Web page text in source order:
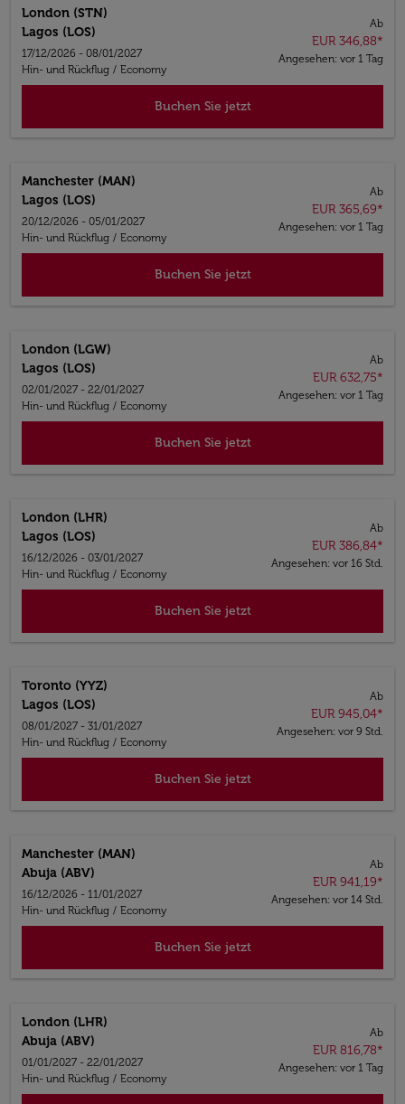
London (STN)
Lagos (LOS)
17/12/2026 - 08/01/2027
Hin- und Rückflug / Economy
Ab
EUR 346,88*
Angesehen: vor 1 Tag
Buchen Sie jetzt
Manchester (MAN)
Lagos (LOS)
20/12/2026 - 05/01/2027
Hin- und Rückflug / Economy
Ab
EUR 365,69*
Angesehen: vor 1 Tag
Buchen Sie jetzt
London (LGW)
Lagos (LOS)
02/01/2027 - 22/01/2027
Hin- und Rückflug / Economy
Ab
EUR 632,75*
Angesehen: vor 1 Tag
Buchen Sie jetzt
London (LHR)
Lagos (LOS)
16/12/2026 - 03/01/2027
Hin- und Rückflug / Economy
Ab
EUR 386,84*
Angesehen: vor 16 Std.
Buchen Sie jetzt
Toronto (YYZ)
Lagos (LOS)
08/01/2027 - 31/01/2027
Hin- und Rückflug / Economy
Ab
EUR 945,04*
Angesehen: vor 9 Std.
Buchen Sie jetzt
Manchester (MAN)
Abuja (ABV)
16/12/2026 - 11/01/2027
Hin- und Rückflug / Economy
Ab
EUR 941,19*
Angesehen: vor 14 Std.
Buchen Sie jetzt
London (LHR)
Abuja (ABV)
01/01/2027 - 22/01/2027
Hin- und Rückflug / Economy
Ab
EUR 816,78*
Angesehen: vor 1 Tag